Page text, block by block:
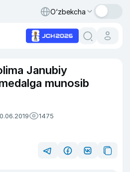
O‘zbekcha
Janubiy
munosib
1475